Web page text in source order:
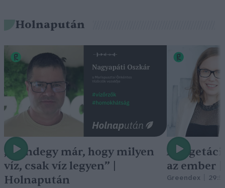
Holnapután
„Mindegy már, hogy milyen
víz, csak víz legyen” |
Holnapután
A
az ember
Greendex